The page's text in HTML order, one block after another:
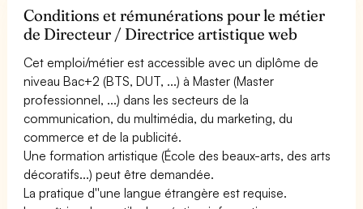
Conditions et rémunérations pour le métier
de Directeur / Directrice artistique web
Cet emploi/métier est accessible avec un diplôme de
niveau Bac+2 (BTS, DUT, ...) à Master (Master
professionnel, ...) dans les secteurs de la
communication, du multimédia, du marketing, du
commerce et de la publicité.
Une formation artistique (École des beaux-arts, des arts
décoratifs...) peut être demandée.
La pratique d''une langue étrangère est requise.